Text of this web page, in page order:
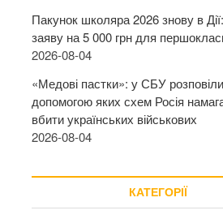
Пакунок школяра 2026 знову в
заяву на 5 000 грн для
2026-08-04
«Медові пастки»: у СБУ
допомогою яких схем Росія
вбити українських військових
2026-08-04
КАТЕГОРІЇ